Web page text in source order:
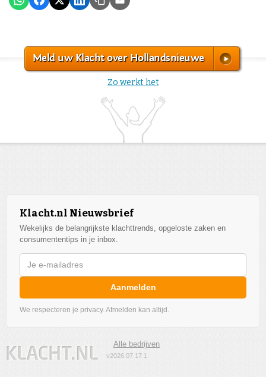
Meld uw Klacht over Hollandsnieuwe
Zo werkt het
Klacht.nl Nieuwsbrief
Wekelijks de belangrijkste klachttrends, opgeloste zaken en
consumententips in je inbox.
Aanmelden
We respecteren je privacy. Afmelden kan altijd.
Alle bedrijven
v2026.07.17.1